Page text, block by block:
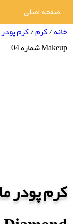
صفحه اصلی
خانه/کرم/کرم پودر
Makeup شماره 04